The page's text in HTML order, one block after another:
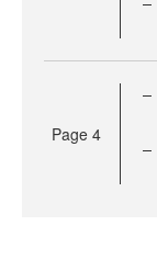
Page 4